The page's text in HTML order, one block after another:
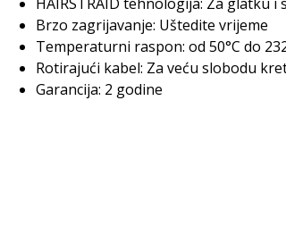
Brzo zagrijavanje: Uštedite vrijeme
Temperaturni raspon: od 50°C do
Rotirajući kabel: Za veću slobodu
Garancija: 2 godine